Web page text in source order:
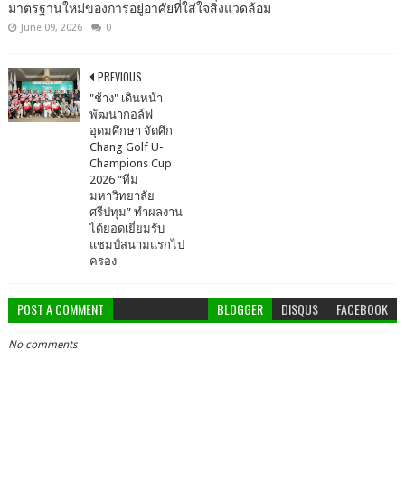
มาตรฐานใหม่ของการอยู่อาศัยที่ใส่ใจสิ่งแวดล้อม
June 09, 2026 0
PREVIOUS
"ช้าง" เดินหน้า
พัฒนากอล์ฟ
อุดมศึกษา จัดศึก
Chang Golf U-
Champions Cup
2026 “ทีม
มหาวิทยาลัย
ศรีปทุม” ทำผลงาน
ได้ยอดเยี่ยมรับ
แชมป์สนามแรกไป
ครอง
POST A COMMENT BLOGGER DISQUS FACEBOOK
No comments